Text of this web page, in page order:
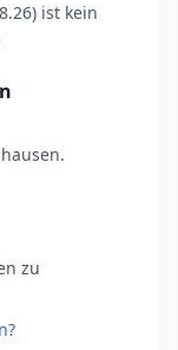
ist kein
zu